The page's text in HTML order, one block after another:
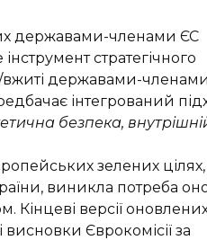
державами-членами ЄС
стратегічного
вжиті державами-
інтегрований
безпека,
зелених цілях,
виникла потреба
Кінцеві версії
Єврокомісії за